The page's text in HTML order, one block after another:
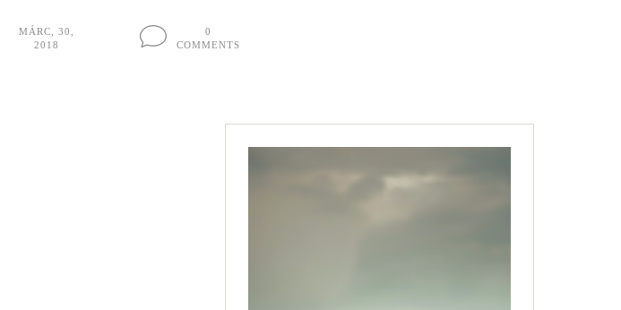
MÁRC, 30,
2018
0
COMMENTS